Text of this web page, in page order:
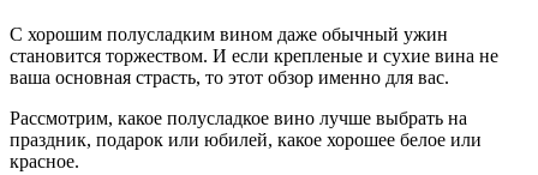
С хорошим полусладким вином даже обычный ужин
становится торжеством. И если крепленые и сухие вина не
ваша основная страсть, то этот обзор именно для вас.
Рассмотрим, какое полусладкое вино лучше выбрать на
праздник, подарок или юбилей, какое хорошее белое или
красное.